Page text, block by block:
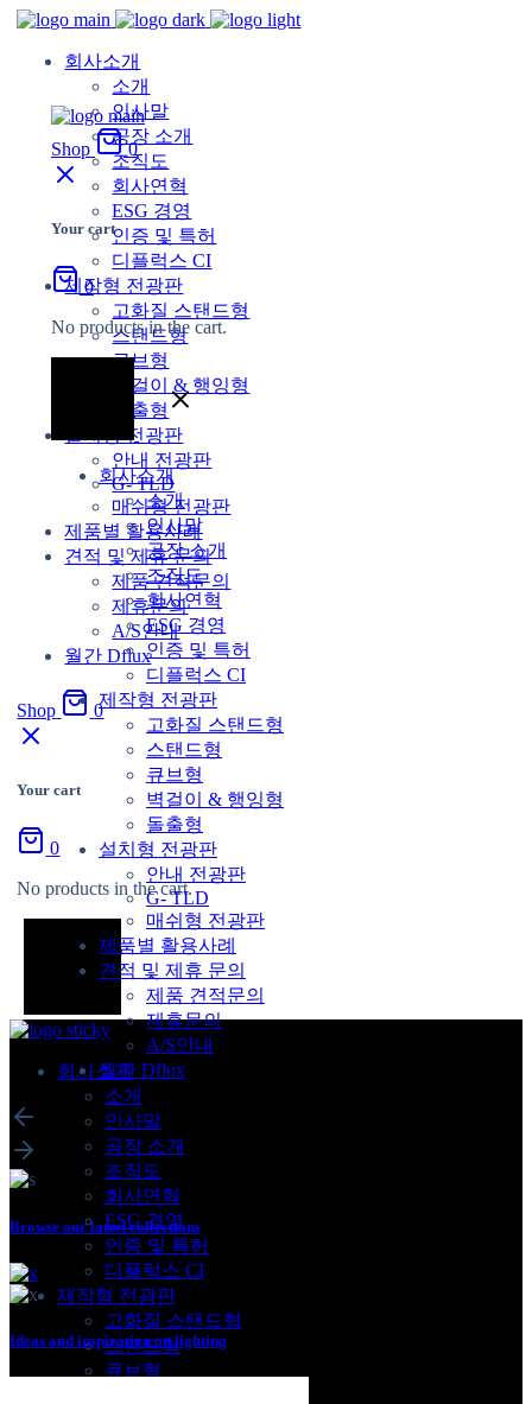
회사소개
소개
인사말
공장 소개
조직도
회사연혁
ESG 경영
인증 및 특허
디플럭스 CI
제작형 전광판
고화질 스탠드형
스탠드형
큐브형
벽걸이 & 행잉형
돌출형
설치형 전광판
안내 전광판
G- TLD
매쉬형 전광판
제품별 활용사례
견적 및 제휴 문의
제품 견적문의
제휴문의
A/S안내
월간 Dflux
Shop 0
Your cart
0
No products in the cart.
회사소개
소개
인사말
공장 소개
조직도
회사연혁
ESG 경영
인증 및 특허
디플럭스 CI
제작형 전광판
고화질 스탠드형
스탠드형
큐브형
Shop 0
Your cart
0
No products in the cart.
회사소개
소개
인사말
공장 소개
조직도
회사연혁
ESG 경영
인증 및 특허
디플럭스 CI
제작형 전광판
고화질 스탠드형
스탠드형
큐브형
벽걸이 & 행잉형
돌출형
설치형 전광판
안내 전광판
G- TLD
매쉬형 전광판
제품별 활용사례
견적 및 제휴 문의
제품 견적문의
제휴문의
A/S안내
월간 Dflux
Browse our latest collections
Ideas and inspiration on lighting